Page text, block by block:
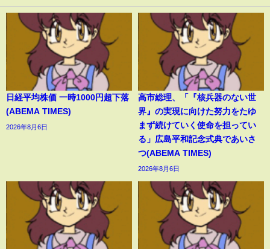
日経平均株価 一時1000円超下落
(ABEMA TIMES)
2026年8月6日
高市総理、「『核兵器のない世
界』の実現に向けた努力をたゆ
まず続けていく使命を担ってい
る」広島平和記念式典であいさ
つ(ABEMA TIMES)
2026年8月6日